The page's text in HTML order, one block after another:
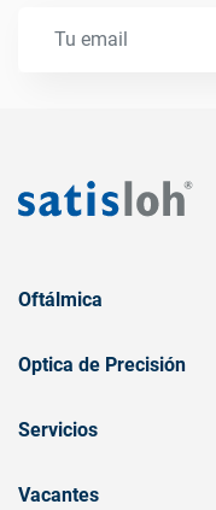
Oftálmica
Optica de Precisión
Servicios
Vacantes